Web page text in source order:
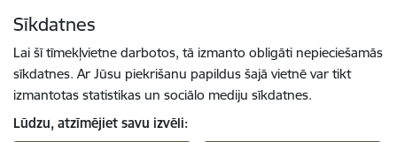
Sīkdatnes
Lai šī tīmekļvietne darbotos, tā izmanto obligāti nepieciešamās
sīkdatnes. Ar Jūsu piekrišanu papildus šajā vietnē var tikt
izmantotas statistikas un sociālo mediju sīkdatnes.
Lūdzu, atzīmējiet savu izvēli: